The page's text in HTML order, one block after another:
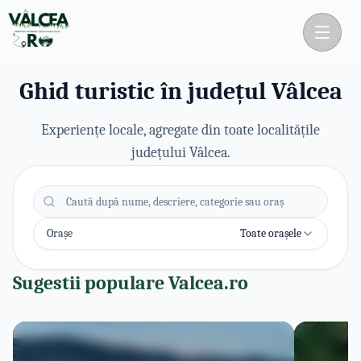
tipuri de camere moderne, restaurant propriu și o terasă
vibrantă pentru petreceri și seri de neuitat în Râmnicu
Lupi
Inchirieri ATV
01
Ghid turistic în județul Vâlcea
Experiențe locale, agregate din toate localitățile
județului Vâlcea.
Orașe Toate orașele
Sugestii populare Valcea.ro